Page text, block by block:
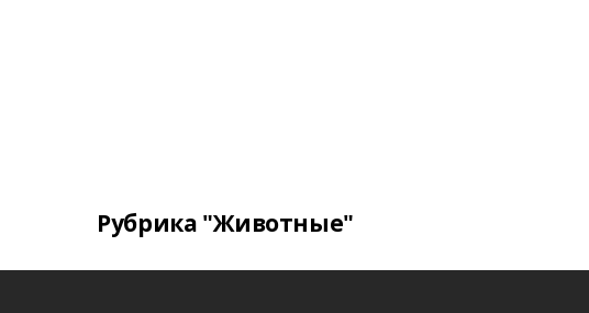
Рубрика "Животные"